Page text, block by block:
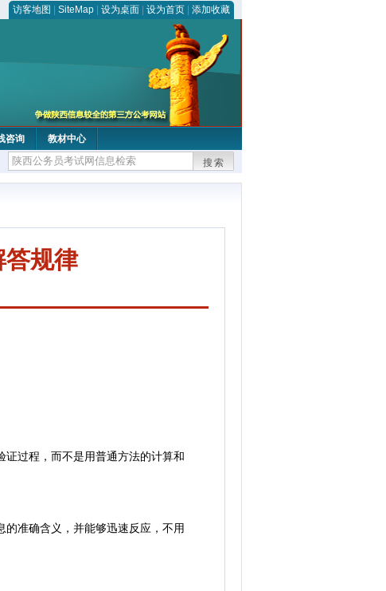
访客地图 SiteMap 设为桌面 设为首页 添加收藏
咨询
教材中心
搜索
答规律
过程，而不是用普通方法的计算和
准确含义，并能够迅速反应，不用